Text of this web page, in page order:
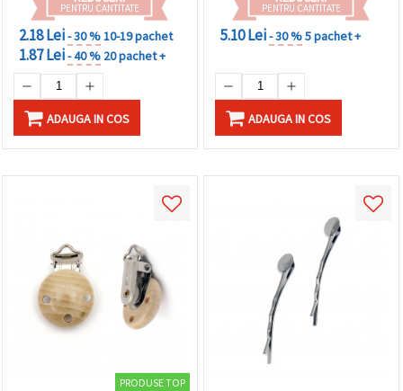
PENTRU CANTITATE
2.18 Lei- 30 %10-19 pachet
1.87 Lei- 40 % 20 pachet +
ADAUGA IN COS
PENTRU CANTITATE
5.10 Lei- 30 %5 pachet +
ADAUGA IN COS
PRODUSE TOP